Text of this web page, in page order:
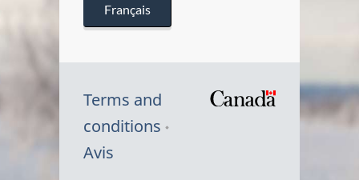
Français
Terms and
conditions
Avis
Symbole